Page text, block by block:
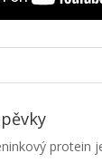
protein